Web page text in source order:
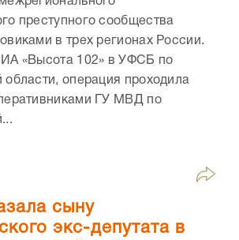
преступного сообщества
в трех регионах России.
«Высота 102» в УФСБ по
области, операция проходила
ГУ МВД по
сыну
экс-депутата в